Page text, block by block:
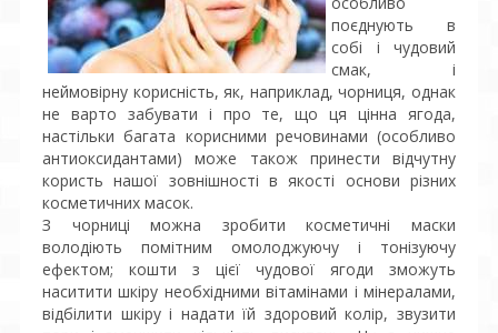
поєднують в
собі і чудовий
смак, і
неймовірну корисність, як, наприклад, чорниця, однак
не варто забувати і про те, що ця цінна ягода,
настільки багата корисними речовинами (особливо
антиоксидантами) може також принести відчутну
користь нашої зовнішності в якості основи різних
косметичних масок.
З чорниці можна зробити косметичні маски
володіють помітним омолоджуючу і тонізуючу
ефектом; кошти з цієї чудової ягоди зможуть
наситити шкіру необхідними вітамінами і мінералами,
відбілити шкіру і надати їй здоровий колір, звузити